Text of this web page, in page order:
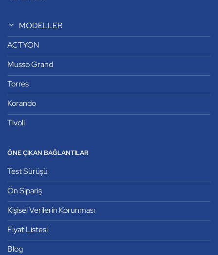
MODELLER
ACTYON
Musso Grand
Torres
Korando
Tivoli
ÖNE ÇIKAN BAĞLANTILAR
Test Sürüşü
Ön Sipariş
Kişisel Verilerin Korunması
Fiyat Listesi
Blog